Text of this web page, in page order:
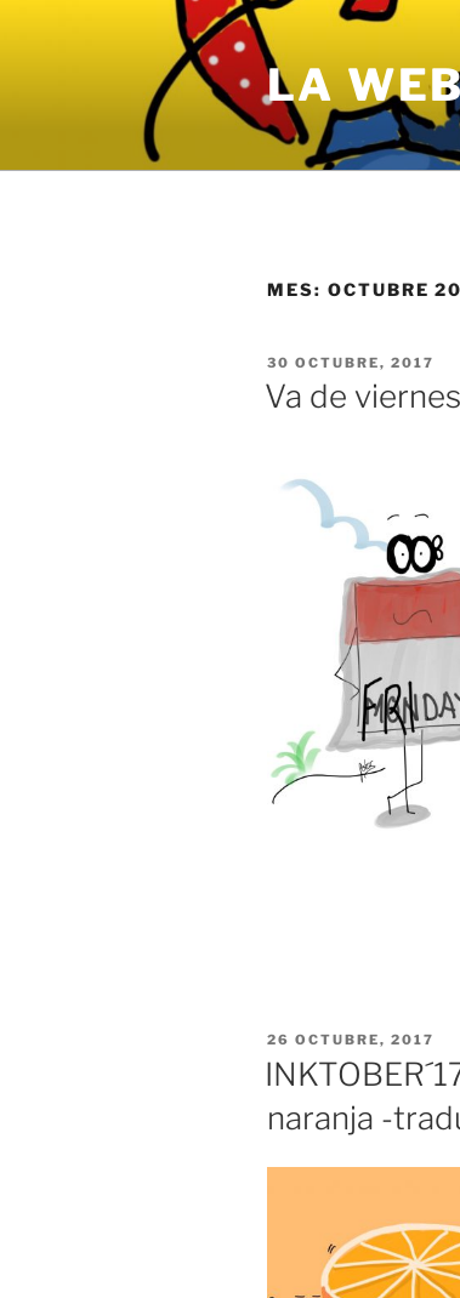
LA
MES: OCTUBRE
PUBLICADO
EL
30 OCTUBRE, 2017
Va de
PUBLICADO
EL
26 OCTUBRE, 2017
naranja -